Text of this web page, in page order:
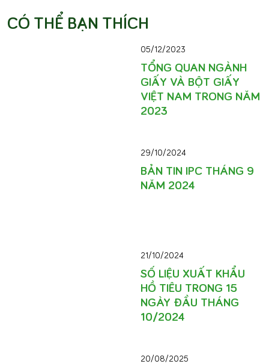
CÓ THỂ BẠN THÍCH
05/12/2023
TỔNG QUAN NGÀNH
GIẤY VÀ BỘT GIẤY
VIỆT NAM TRONG NĂM
2023
29/10/2024
BẢN TIN IPC THÁNG 9
NĂM 2024
21/10/2024
SỐ LIỆU XUẤT KHẨU
HỒ TIÊU TRONG 15
NGÀY ĐẦU THÁNG
10/2024
20/08/2025